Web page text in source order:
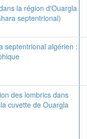
la région d'Ouargla
septentrional)
septentrional algérien :
des lombrics dans
cuvette de Ouargla